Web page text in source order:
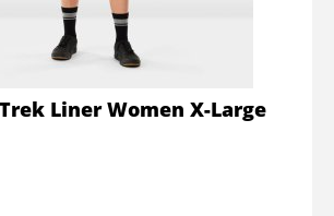
Liner Women X-Large